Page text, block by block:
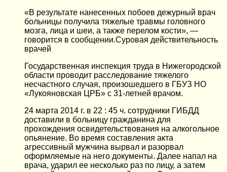
«В результате нанесенных побоев дежурный врач
больницы получила тяжелые травмы головного
мозга, лица и шеи, а также перелом кости», —
говорится в сообщении.Суровая действительность
врачей
Государственная инспекция труда в Нижегородской
области проводит расследование тяжелого
несчастного случая, произошедшего в ГБУЗ НО
«Лукояновская ЦРБ» с 31-летней врачом.
24 марта 2014 г. в 22 : 45 ч. сотрудники ГИБДД
доставили в больницу гражданина для
прохождения освидетельствования на алкогольное
опьянение. Во время составления акта
агрессивный мужчина вырвал и разорвал
оформляемые на него документы. Далее напал на
врача, ударил ее несколько раз по лицу, а затем